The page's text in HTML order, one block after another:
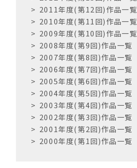
2011年度(第12回)作品一覧
2010年度(第11回)作品一覧
2009年度(第10回)作品一覧
2008年度(第9回)作品一覧
2007年度(第8回)作品一覧
2006年度(第7回)作品一覧
2005年度(第6回)作品一覧
2004年度(第5回)作品一覧
2003年度(第4回)作品一覧
2002年度(第3回)作品一覧
2001年度(第2回)作品一覧
2000年度(第1回)作品一覧